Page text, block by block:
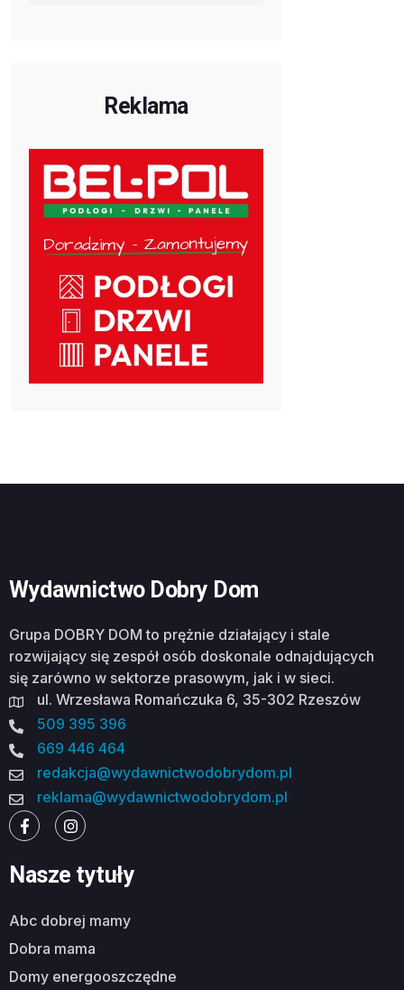
Reklama
Wydawnictwo Dobry Dom
Grupa DOBRY DOM to prężnie działający i stale
rozwijający się zespół osób doskonale odnajdujących
się zarówno w sektorze prasowym, jak i w sieci.
ul. Wrzesława Romańczuka 6, 35-302 Rzeszów
509 395 396
669 446 464
redakcja@wydawnictwodobrydom.pl
reklama@wydawnictwodobrydom.pl
Nasze tytuły
abc dobrej mamy
dobra mama
domy energooszczędne